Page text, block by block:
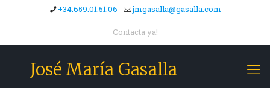
+34.659.01.51.06 jmgasalla@gasalla.com
Contacta ya!
José María Gasalla